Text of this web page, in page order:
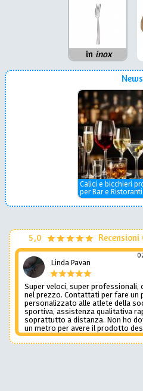
in inox
News
Calici e bicchieri
per Bar e Ristoranti
5,0
Linda Pavan
Super veloci, super professionali,
nel prezzo. Contattati per fare un
personalizzato alle atlete della
sportiva, assistenza qualitativa
soprattutto a distanza. Non ho
un metro per avere il prodotto
Una assistenza del genere è rara e
preziosa. Credo li contatterò